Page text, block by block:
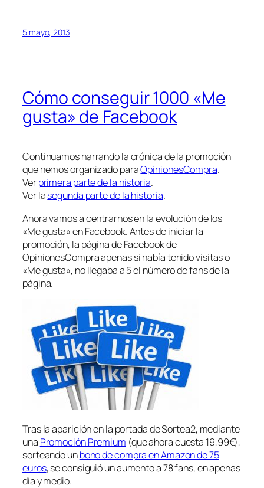
5 mayo, 2013
Cómo conseguir 1000 «Me
gusta» de Facebook
Continuamos narrando la crónica de la promoción
que hemos organizado paraOpinionesCompra.
Verprimera parte de la historia.
Ver lasegunda parte de la historia.
Ahora vamos a centrarnos en la evolución de los
«Me gusta» en Facebook. Antes de iniciar la
promoción, la página de Facebook de
OpinionesCompra apenas si había tenido visitas o
«Me gusta», no llegaba a 5 el número de fans de la
página.
Tras la aparición en la portada de Sortea2, mediante
una Promoción Premium (que ahora cuesta 19,99€),
sorteando unbono de compra en Amazon de 75
euros, se consiguió un aumento a 78 fans, en apenas
día y medio.